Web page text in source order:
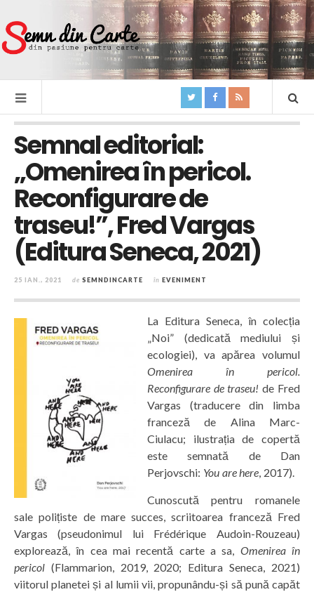
Semnal editorial:
„Omenirea în pericol.
Reconfigurare de
traseu!”, Fred Vargas
(Editura Seneca, 2021)
25 IAN., 2021 de SEMNDINCARTE în EVENIMENT
La Editura Seneca, în colecția
„Noi” (dedicată mediului și
ecologiei), va apărea volumul
Omenirea în pericol.
Reconfigurare de traseu!de Fred
Vargas (traducere din limba
franceză de Alina Marc-
Ciulacu; ilustrația de copertă
este semnată de Dan
Perjovschi: You are here, 2017).
Cunoscută pentru romanele
sale polițiste de mare succes, scriitoarea franceză Fred
Vargas (pseudonimul lui Frédérique Audoin-Rouzeau)
explorează, în cea mai recentă carte a sa, Omenirea în
pericol (Flammarion, 2019, 2020; Editura Seneca, 2021)
viitorul planetei și al lumii vii, propunându-și să pună capăt